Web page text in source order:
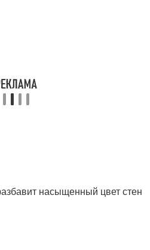
насыщенный цвет стен